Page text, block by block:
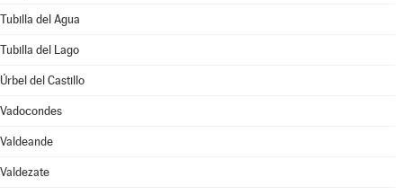
Tubilla del Agua
Tubilla del Lago
Úrbel del Castillo
Vadocondes
Valdeande
Valdezate